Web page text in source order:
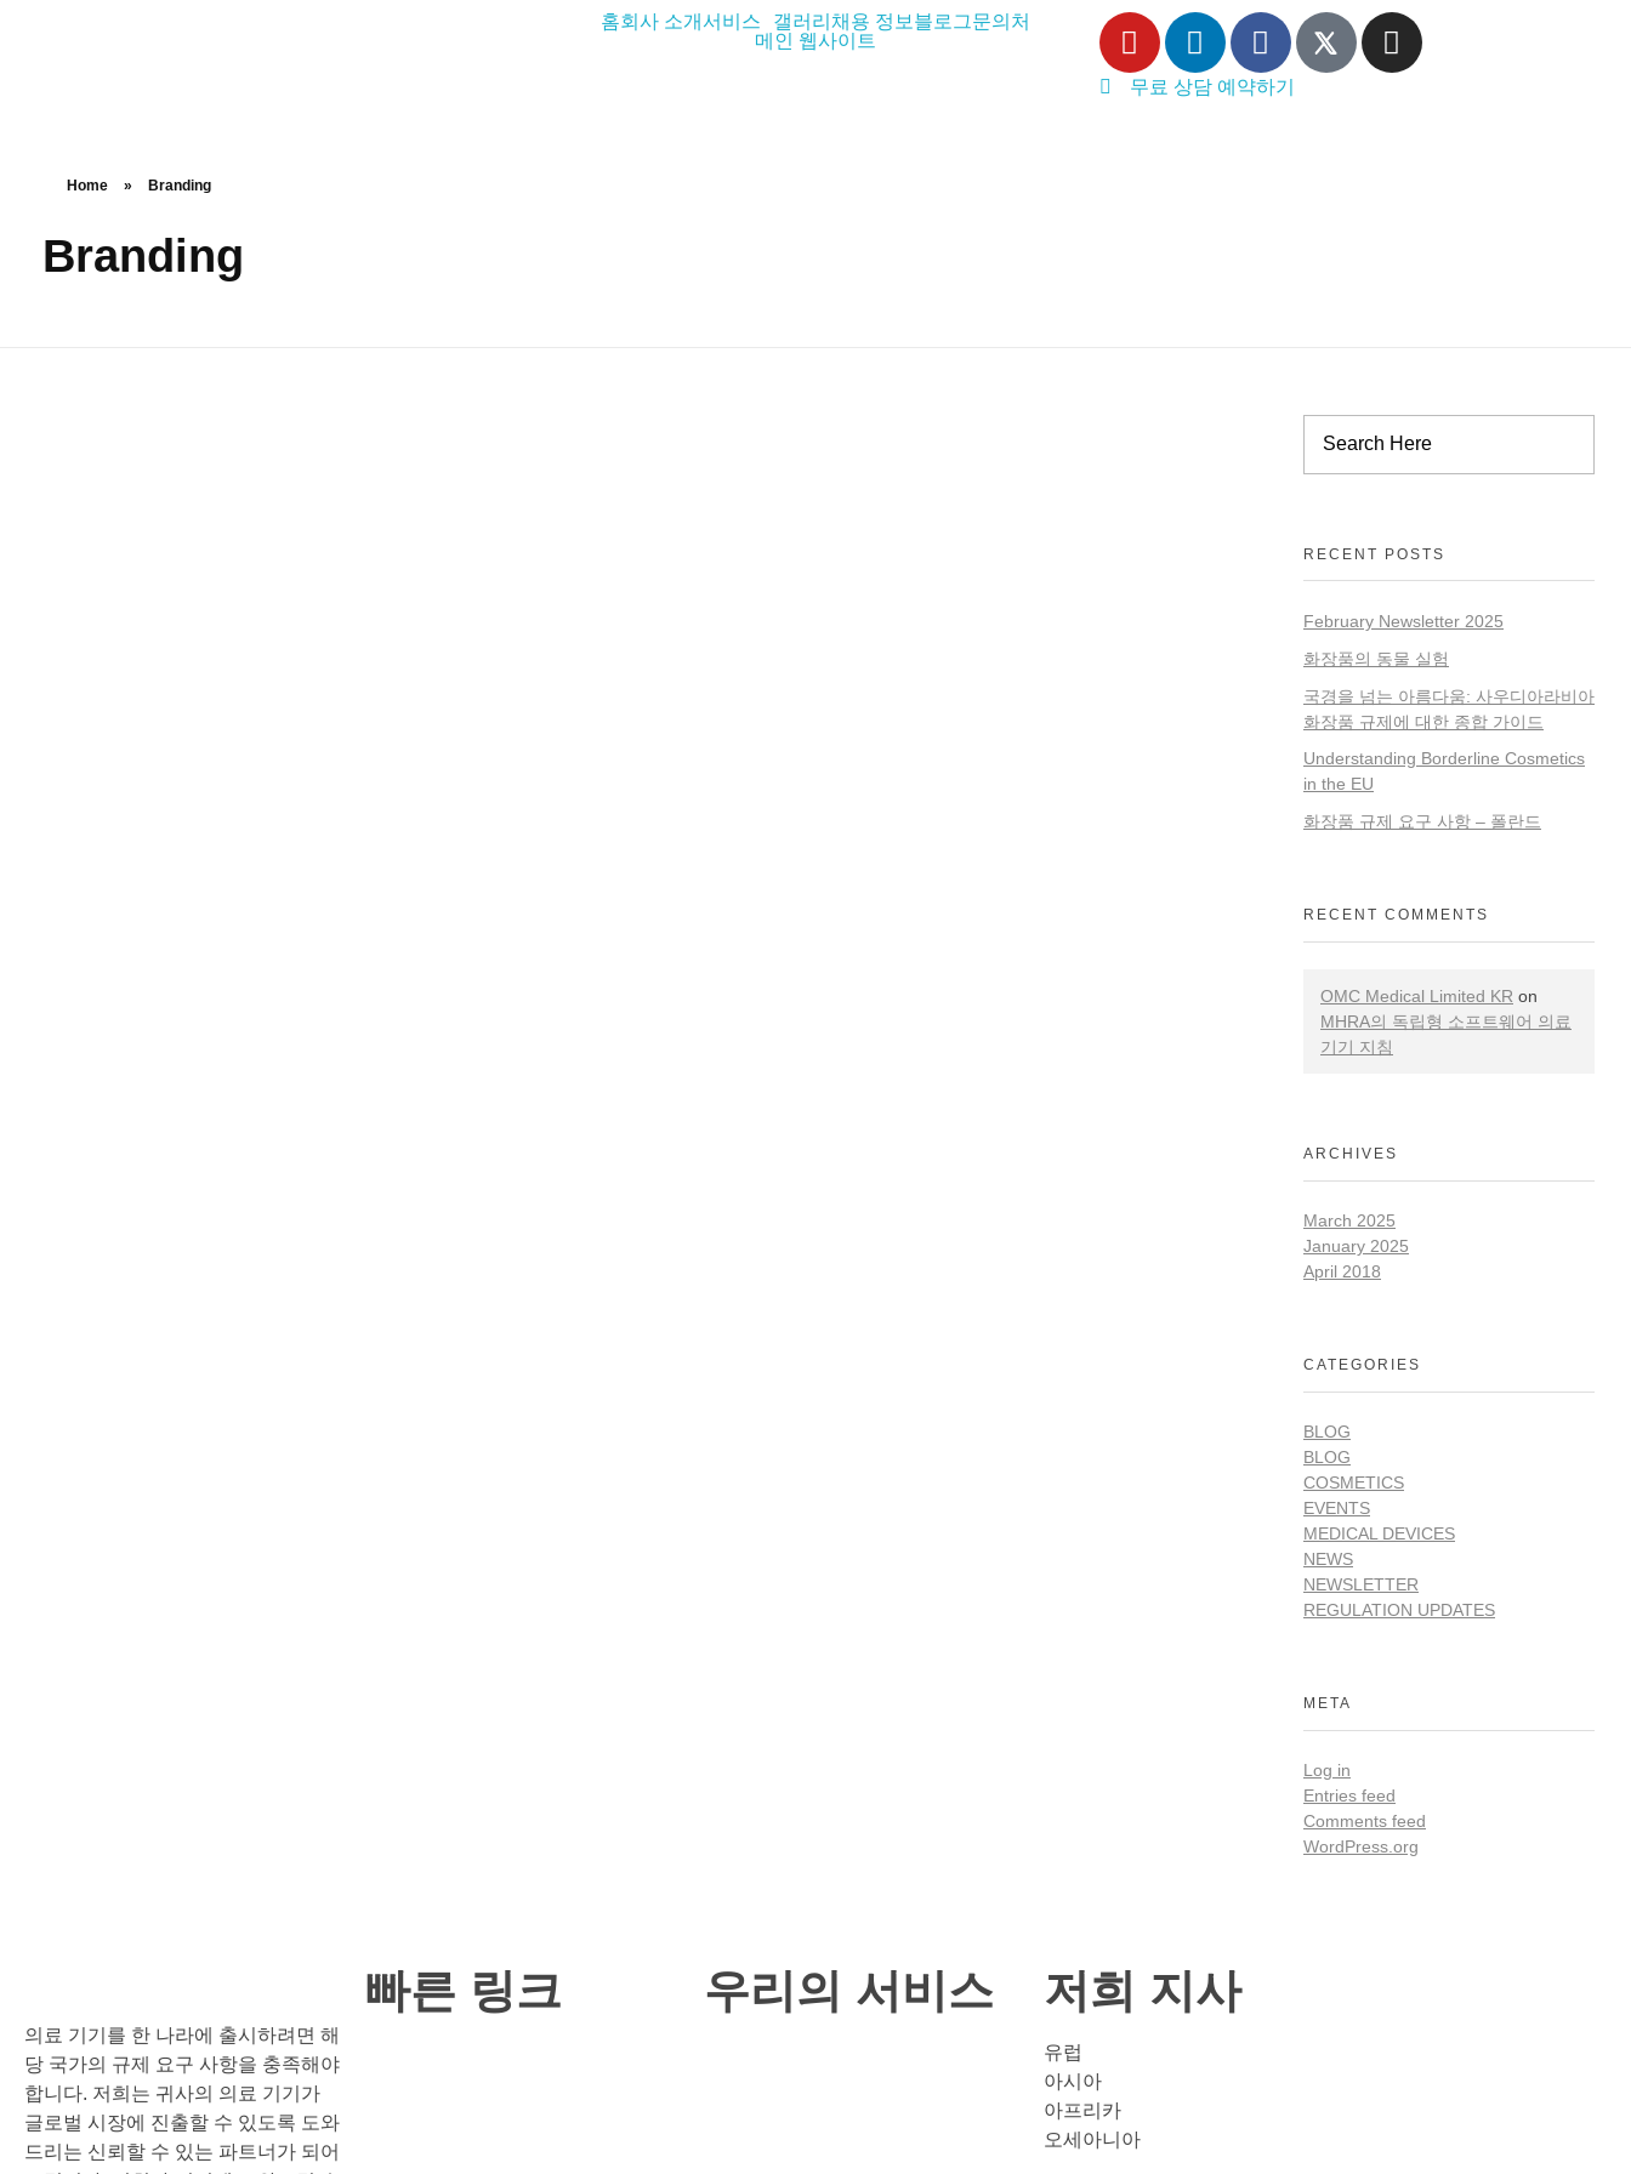
홈회사 소개서비스 갤러리 채용 정보 블로그문의처
메인 웹사이트
무료 상담 예약하기
Home » Branding
Branding
RECENT POSTS
February Newsletter 2025
화장품의 동물 실험
국경을 넘는 아름다움: 사우디아라비아
화장품 규제에 대한 종합 가이드
Understanding Borderline Cosmetics
in the EU
화장품 규제 요구 사항 – 폴란드
RECENT COMMENTS
OMC Medical Limited KR on
MHRA의 독립형 소프트웨어 의료
기기 지침
ARCHIVES
March 2025
January 2025
April 2018
CATEGORIES
BLOG
BLOG
COSMETICS
EVENTS
MEDICAL DEVICES
NEWS
NEWSLETTER
REGULATION UPDATES
META
Log in
Entries feed
Comments feed
WordPress.org
의료 기기를 한 나라에 출시하려면 해
당 국가의 규제 요구 사항을 충족해야
합니다. 저희는 귀사의 의료 기기가
글로벌 시장에 진출할 수 있도록 도와
드리는 신뢰할 수 있는 파트너가 되어
빠른 링크 우리의 서비스 저희 지사
유럽
아시아
아프리카
오세아니아